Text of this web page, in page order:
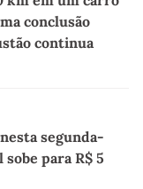
conclusão
continua
segunda-
para R$ 5